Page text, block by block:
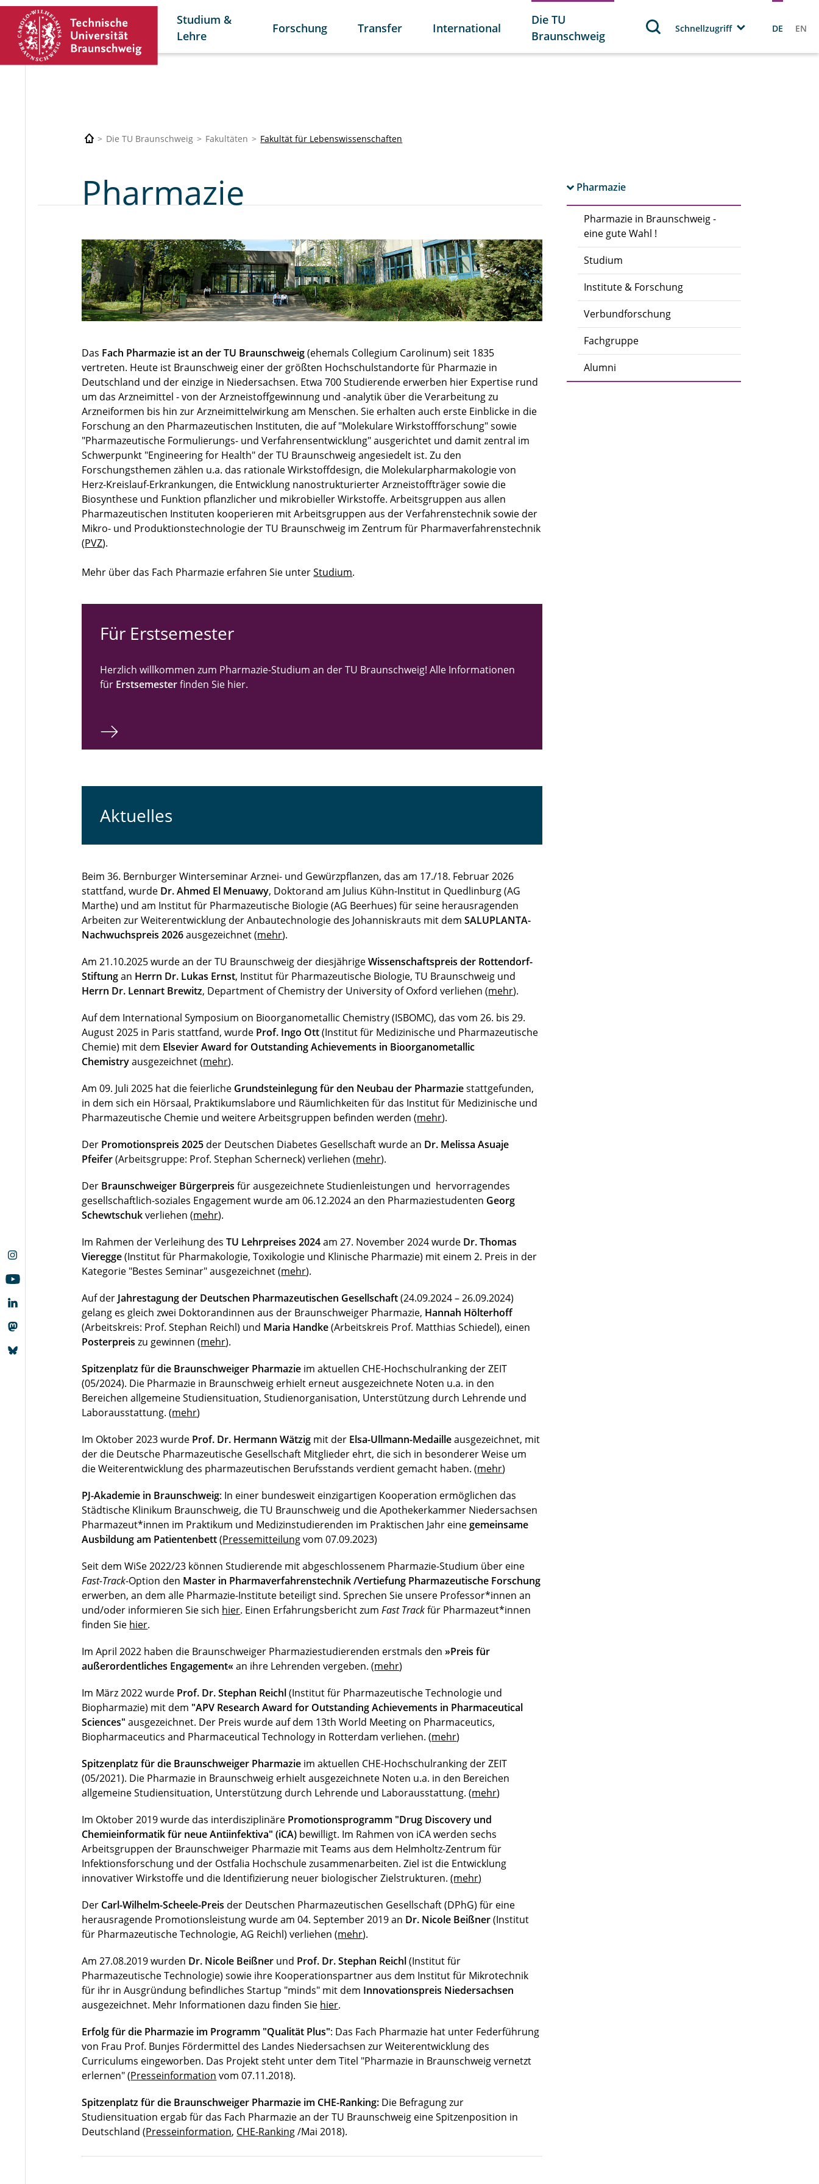
Studium &
Lehre
Forschung Transfer International
Die TU
Braunschweig
Schnellzugriff DE EN
Die TU Braunschweig Fakultäten Fakultät für Lebenswissenschaften
Pharmazie
Pharmazie in Braunschweig -
eine gute Wahl !
Studium
Institute & Forschung
Verbundforschung
Fachgruppe
Alumni
Pharmazie
Das Fach Pharmazie ist an der TU Braunschweig(ehemals Collegium Carolinum) seit 1835
vertreten. Heute ist Braunschweig einer der größten Hochschulstandorte für Pharmazie in
Deutschland und der einzige in Niedersachsen. Etwa 700 Studierende erwerben hier Expertise rund
um das Arzneimittel - von der Arzneistoffgewinnung und -analytik über die Verarbeitung zu
Arzneiformen bis hin zur Arzneimittelwirkung am Menschen. Sie erhalten auch erste Einblicke in die
Forschung an den Pharmazeutischen Instituten, die auf "Molekulare Wirkstoffforschung" sowie
"Pharmazeutische Formulierungs- und Verfahrensentwicklung" ausgerichtet und damit zentral im
Schwerpunkt "Engineering for Health" der TU Braunschweig angesiedelt ist. Zu den
Forschungsthemen zählen u.a. das rationale Wirkstoffdesign, die Molekularpharmakologie von
Herz-Kreislauf-Erkrankungen, die Entwicklung nanostrukturierter Arzneistoffträger sowie die
Biosynthese und Funktion pflanzlicher und mikrobieller Wirkstoffe. Arbeitsgruppen aus allen
Pharmazeutischen Instituten kooperieren mit Arbeitsgruppen aus der Verfahrenstechnik sowie der
Mikro- und Produktionstechnologie der TU Braunschweig im Zentrum für Pharmaverfahrenstechnik
(PVZ).
Mehr über das Fach Pharmazie erfahren Sie unterStudium.
Für Erstsemester
Herzlich willkommen zum Pharmazie-Studium an der TU Braunschweig! Alle Informationen
für Erstsemesterfinden Sie hier.
Aktuelles
Beim 36. Bernburger Winterseminar Arznei- und Gewürzpflanzen, das am 17./18. Februar 2026
stattfand, wurde Dr. Ahmed El Menuawy, Doktorand am Julius Kühn-Institut in Quedlinburg (AG
Marthe) und am Institut für Pharmazeutische Biologie (AG Beerhues) für seine herausragenden
Arbeiten zur Weiterentwicklung der Anbautechnologie des Johanniskrauts mit demSALUPLANTA-
Nachwuchspreis 2026ausgezeichnet (mehr).
Am 21.10.2025 wurde an der TU Braunschweig der diesjährigeWissenschaftspreis der Rottendorf-
Stiftungan Herrn Dr. Lukas Ernst, Institut für Pharmazeutische Biologie, TU Braunschweig und
Herrn Dr. Lennart Brewitz, Department of Chemistry der University of Oxford verliehen (mehr).
Auf dem International Symposium on Bioorganometallic Chemistry (ISBOMC), das vom 26. bis 29.
August 2025 in Paris stattfand, wurde Prof. Ingo Ott(Institut für Medizinische und Pharmazeutische
Chemie) mit dem Elsevier Award for Outstanding Achievements in Bioorganometallic
Chemistryausgezeichnet (mehr).
Am 09. Juli 2025 hat die feierliche Grundsteinlegung für den Neubau der Pharmaziestattgefunden,
in dem sich ein Hörsaal, Praktikumslabore und Räumlichkeiten für das Institut für Medizinische und
Pharmazeutische Chemie und weitere Arbeitsgruppen befinden werden (mehr).
Der Promotionspreis 2025 der Deutschen Diabetes Gesellschaft wurde an Dr. Melissa Asuaje
Pfeifer(Arbeitsgruppe: Prof. Stephan Scherneck) verliehen (mehr).
Der Braunschweiger Bürgerpreis für ausgezeichnete Studienleistungen und hervorragendes
gesellschaftlich-soziales Engagement wurde am 06.12.2024 an den Pharmaziestudenten Georg
Schewtschukverliehen (mehr).
Im Rahmen der Verleihung desTU Lehrpreises 2024am 27. November 2024 wurde Dr. Thomas
Vieregge(Institut für Pharmakologie, Toxikologie und Klinische Pharmazie) mit einem 2. Preis in der
Kategorie "Bestes Seminar" ausgezeichnet (mehr).
Auf der Jahrestagung der Deutschen Pharmazeutischen Gesellschaft(24.09.2024 – 26.09.2024)
gelang es gleich zwei Doktorandinnen aus der Braunschweiger Pharmazie, Hannah Hölterhoff
(Arbeitskreis: Prof. Stephan Reichl) und Maria Handke(Arbeitskreis Prof. Matthias Schiedel), einen
Posterpreis zu gewinnen (mehr).
Spitzenplatz für die Braunschweiger Pharmazie im aktuellen CHE-Hochschulranking der ZEIT
(05/2024). Die Pharmazie in Braunschweig erhielt erneut ausgezeichnete Noten u.a. in den
Bereichen allgemeine Studiensituation, Studienorganisation, Unterstützung durch Lehrende und
Laborausstattung. (mehr)
Im Oktober 2023 wurde Prof. Dr. Hermann Wätzig mit der Elsa-Ullmann-Medailleausgezeichnet, mit
der die Deutsche Pharmazeutische Gesellschaft Mitglieder ehrt, die sich in besonderer Weise um
die Weiterentwicklung des pharmazeutischen Berufsstands verdient gemacht haben. (mehr)
PJ-Akademie in Braunschweig: In einer bundesweit einzigartigen Kooperation ermöglichen das
Städtische Klinikum Braunschweig, die TU Braunschweig und die Apothekerkammer Niedersachsen
Pharmazeut*innen im Praktikum und Medizinstudierenden im Praktischen Jahr einegemeinsame
Ausbildung am Patientenbett(Pressemitteilungvom 07.09.2023)
Seit dem WiSe 2022/23 können Studierende mit abgeschlossenem Pharmazie-Studium über eine
Fast-Track-Option den Master in Pharmaverfahrenstechnik /Vertiefung Pharmazeutische Forschung
erwerben, an dem alle Pharmazie-Institute beteiligt sind. Sprechen Sie unsere Professor*innen an
und/oder informieren Sie sich hier. Einen Erfahrungsbericht zum Fast Trackfür Pharmazeut*innen
finden Sie hier.
Im April 2022 haben die Braunschweiger Pharmaziestudierenden erstmals den»Preis für
außerordentliches Engagement« an ihre Lehrenden vergeben. (mehr)
Im März 2022 wurde Prof. Dr. Stephan Reichl(Institut für Pharmazeutische Technologie und
Biopharmazie) mit dem "APV Research Award for Outstanding Achievements in Pharmaceutical
Sciences" ausgezeichnet. Der Preis wurde auf dem 13th World Meeting on Pharmaceutics,
Biopharmaceutics and Pharmaceutical Technology in Rotterdam verliehen. (mehr)
Spitzenplatz für die Braunschweiger Pharmazie im aktuellen CHE-Hochschulranking der ZEIT
(05/2021). Die Pharmazie in Braunschweig erhielt ausgezeichnete Noten u.a. in den Bereichen
allgemeine Studiensituation, Unterstützung durch Lehrende und Laborausstattung. (mehr)
Im Oktober 2019 wurde das interdisziplinäre Promotionsprogramm "Drug Discovery und
Chemieinformatik für neue Antiinfektiva" (iCA) bewilligt. Im Rahmen von iCA werden sechs
Arbeitsgruppen der Braunschweiger Pharmazie mit Teams aus dem Helmholtz-Zentrum für
Infektionsforschung und der Ostfalia Hochschule zusammenarbeiten. Ziel ist die Entwicklung
innovativer Wirkstoffe und die Identifizierung neuer biologischer Zielstrukturen.(mehr)
Der Carl-Wilhelm-Scheele-Preis der Deutschen Pharmazeutischen Gesellschaft (DPhG) für eine
herausragende Promotionsleistung wurde am 04. September 2019 an Dr. Nicole Beißner(Institut
für Pharmazeutische Technologie, AG Reichl) verliehen (mehr).
Am 27.08.2019 wurden Dr. Nicole Beißner und Prof. Dr. Stephan Reichl(Institut für
Pharmazeutische Technologie) sowie ihre Kooperationspartner aus dem Institut für Mikrotechnik
für ihr in Ausgründung befindliches Startup "minds" mit dem Innovationspreis Niedersachsen
ausgezeichnet. Mehr Informationen dazu finden Sie hier.
Erfolg für die Pharmazie im Programm "Qualität Plus": Das Fach Pharmazie hat unter Federführung
von Frau Prof. Bunjes Fördermittel des Landes Niedersachsen zur Weiterentwicklung des
Curriculums eingeworben. Das Projekt steht unter dem Titel "Pharmazie in Braunschweig vernetzt
erlernen" (Presseinformation vom 07.11.2018).
Spitzenplatz für die Braunschweiger Pharmazie im CHE-Ranking: Die Befragung zur
Studiensituation ergab für das Fach Pharmazie an der TU Braunschweig eine Spitzenposition in
Deutschland (Presseinformation, CHE-Ranking/Mai 2018).